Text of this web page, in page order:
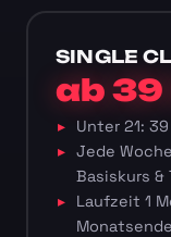
SINGLE
ab
Unter 21:
Jede
Basiskurs &
Laufzeit 1
Monatsende